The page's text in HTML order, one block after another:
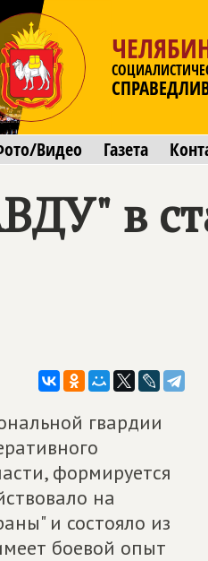
Видео Газета
в
гвардии
формируется
на
и состояло из
боевой опыт